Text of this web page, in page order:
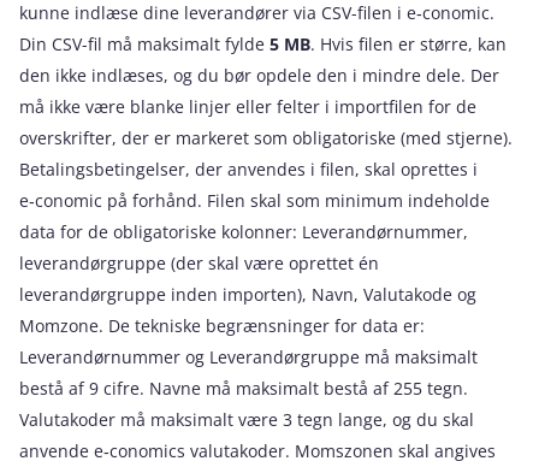
kunne indlæse dine leverandører via CSV-filen i e‑conomic.
Din CSV-fil må maksimalt fylde 5 MB. Hvis filen er større, kan
den ikke indlæses, og du bør opdele den i mindre dele. Der
må ikke være blanke linjer eller felter i importfilen for de
overskrifter, der er markeret som obligatoriske (med stjerne).
Betalingsbetingelser, der anvendes i filen, skal oprettes i
e‑conomic på forhånd. Filen skal som minimum indeholde
data for de obligatoriske kolonner: Leverandørnummer,
leverandørgruppe (der skal være oprettet én
leverandørgruppe inden importen), Navn, Valutakode og
Momzone. De tekniske begrænsninger for data er:
Leverandørnummer og Leverandørgruppe må maksimalt
bestå af 9 cifre. Navne må maksimalt bestå af 255 tegn.
Valutakoder må maksimalt være 3 tegn lange, og du skal
anvende e‑conomics valutakoder. Momszonen skal angives